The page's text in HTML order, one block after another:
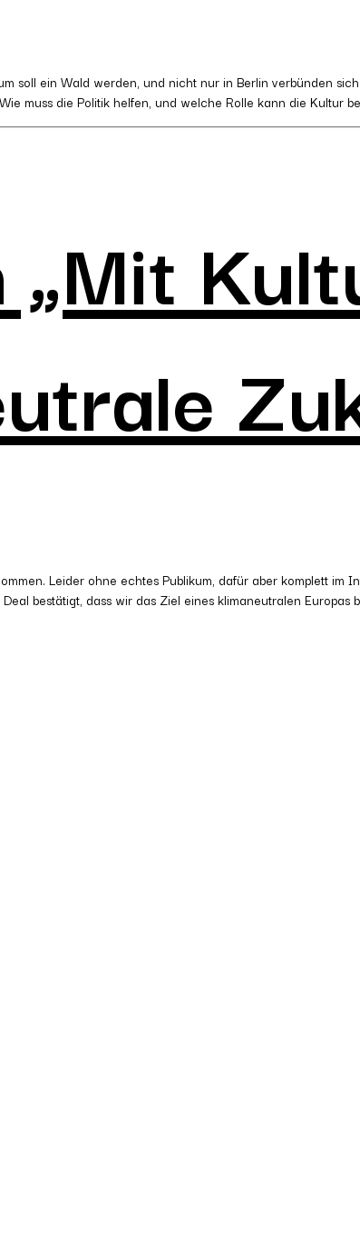
soll ein Wald werden, und nicht nur in Berlin verbünden
muss die Politik helfen, und welche Rolle kann die Kultur
„Mit
Leider ohne echtes Publikum, dafür aber komplett im
bestätigt, dass wir das Ziel eines klimaneutralen Europas